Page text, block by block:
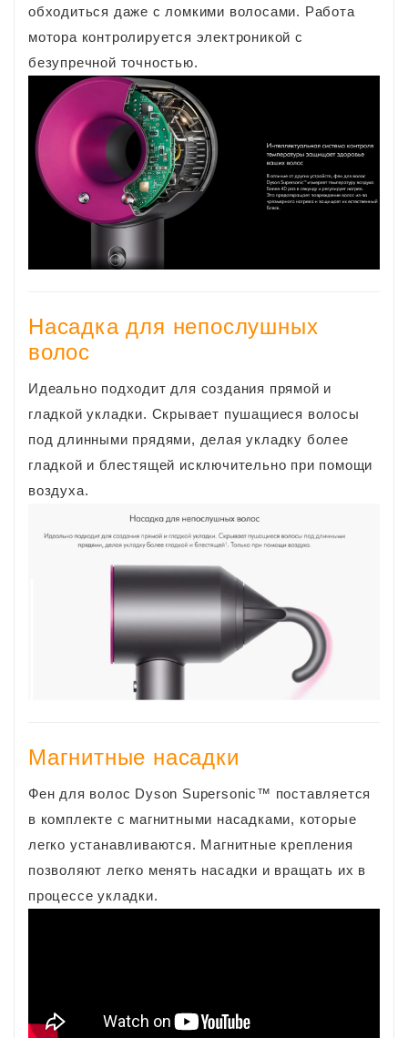
обходиться даже с ломкими волосами. Работа
мотора контролируется электроникой с
безупречной точностью.
Насадка для непослушных
волос
Идеально подходит для создания прямой и
гладкой укладки. Скрывает пушащиеся волосы
под длинными прядями, делая укладку более
гладкой и блестящей исключительно при помощи
воздуха.
Магнитные насадки
Фен для волос Dyson Supersonic™ поставляется
в комплекте с магнитными насадками, которые
легко устанавливаются. Магнитные крепления
позволяют легко менять насадки и вращать их в
процессе укладки.